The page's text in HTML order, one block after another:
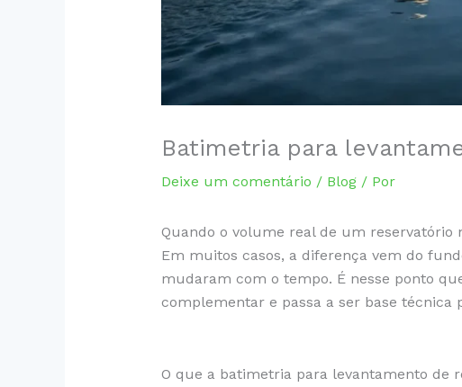
Batimetria para
Deixe um comentário / Blog/ Por
Quando o volume real de um reservatório
Em muitos casos, a diferença vem do
mudaram com o tempo. É nesse ponto
complementar e passa a ser base
O que a batimetria para levantamento de